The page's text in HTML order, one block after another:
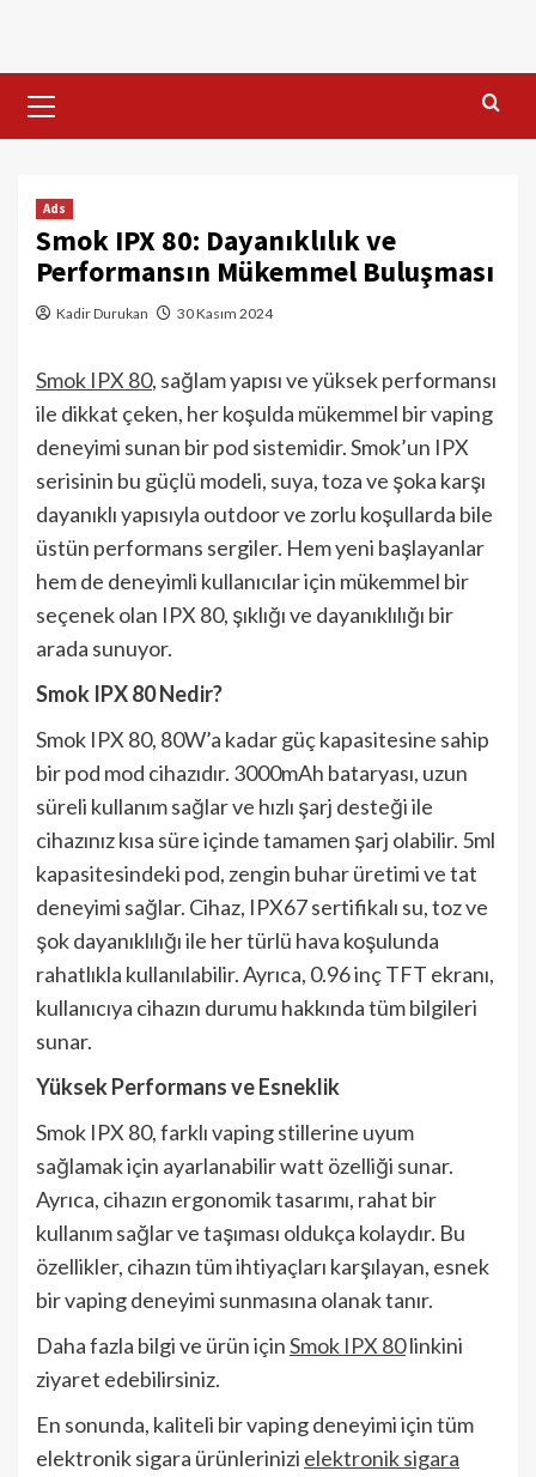
content
Menu
Ads
Smok IPX 80: Dayanıklılık ve
Performansın Mükemmel Buluşması
Kadir Durukan 30 Kasım 2024
Smok IPX 80, sağlam yapısı ve yüksek performansı
ile dikkat çeken, her koşulda mükemmel bir vaping
deneyimi sunan bir pod sistemidir. Smok’un IPX
serisinin bu güçlü modeli, suya, toza ve şoka karşı
dayanıklı yapısıyla outdoor ve zorlu koşullarda bile
üstün performans sergiler. Hem yeni başlayanlar
hem de deneyimli kullanıcılar için mükemmel bir
seçenek olan IPX 80, şıklığı ve dayanıklılığı bir
arada sunuyor.
Smok IPX 80 Nedir?
Smok IPX 80, 80W’a kadar güç kapasitesine sahip
bir pod mod cihazıdır. 3000mAh bataryası, uzun
süreli kullanım sağlar ve hızlı şarj desteği ile
cihazınız kısa süre içinde tamamen şarj olabilir. 5ml
kapasitesindeki pod, zengin buhar üretimi ve tat
deneyimi sağlar. Cihaz, IPX67 sertifikalı su, toz ve
şok dayanıklılığı ile her türlü hava koşulunda
rahatlıkla kullanılabilir. Ayrıca, 0.96 inç TFT ekranı,
kullanıcıya cihazın durumu hakkında tüm bilgileri
sunar.
Yüksek Performans ve Esneklik
Smok IPX 80, farklı vaping stillerine uyum
sağlamak için ayarlanabilir watt özelliği sunar.
Ayrıca, cihazın ergonomik tasarımı, rahat bir
kullanım sağlar ve taşıması oldukça kolaydır. Bu
özellikler, cihazın tüm ihtiyaçları karşılayan, esnek
bir vaping deneyimi sunmasına olanak tanır.
Daha fazla bilgi ve ürün içinSmok IPX 80linkini
ziyaret edebilirsiniz.
En sonunda, kaliteli bir vaping deneyimi için tüm
elektronik sigara ürünlerinizi elektronik sigara